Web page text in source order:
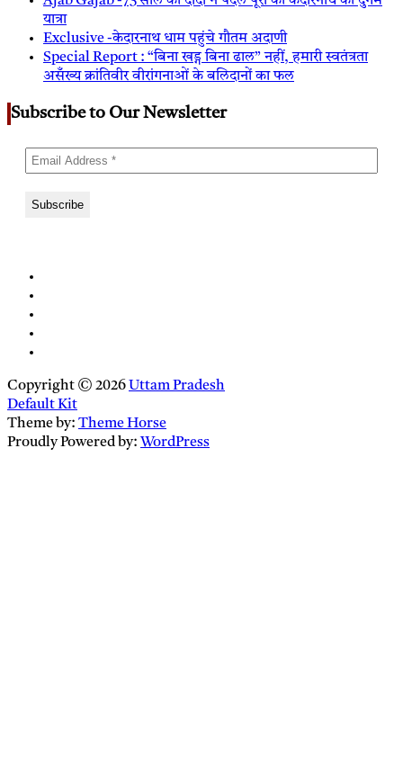
यात्रा
Exclusive -केदारनाथ धाम पहुंचे गौतम अदाणी
Special Report : “बिना खड्ग बिना ढाल” नहीं, हमारी स्वतंत्रता
असँख्य क्रांतिवीर वीरांगनाओं के बलिदानों का फल
Subscribe to Our Newsletter
Copyright © 2026 Uttam Pradesh
Default Kit
Theme by: Theme Horse
Proudly Powered by: WordPress